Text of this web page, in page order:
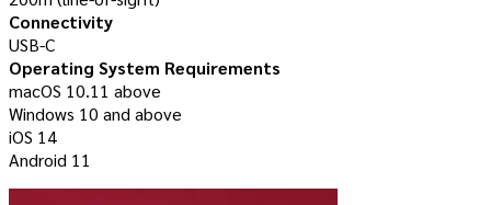
Connectivity
USB-C
Operating System Requirements
macOS 10.11 above
Windows 10 and above
iOS 14
Android 11